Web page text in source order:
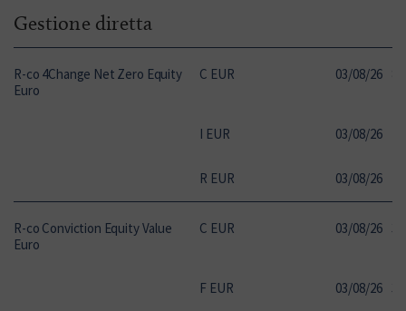
Gestione diretta
R-co 4Change Net Zero Equity
Euro
C EUR 03/08/26
I EUR 03/08/26
R EUR 03/08/26
R-co Conviction Equity Value
Euro
C EUR 03/08/26
F EUR 03/08/26